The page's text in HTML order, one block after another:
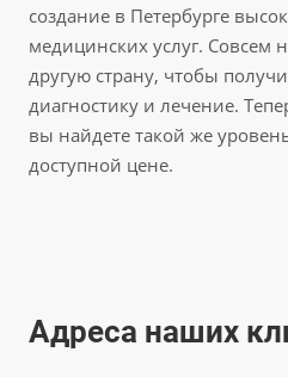
создание в Петербурге
медицинских услуг. Совсем
другую страну, чтобы
диагностику и лечение.
вы найдете такой же
доступной цене.
Адреса наших